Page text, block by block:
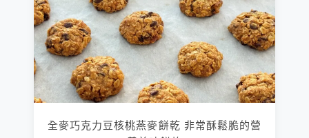
全麥巧克力豆核桃燕麥餅乾 非常酥鬆脆的營